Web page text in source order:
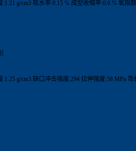
g/cm3 吸水率:0.15 % 成型收缩率:0.6 % 氧指
g/cm3 缺口冲击强度:294 拉伸强度:58 MPa